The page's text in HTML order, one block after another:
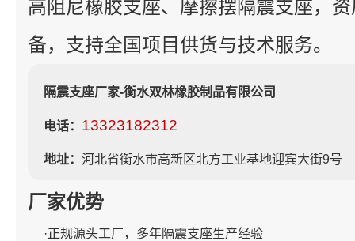
高阻尼橡胶支座、摩擦摆隔震支座，
备，支持全国项目供货与技术服务。
隔震支座厂家-衡水双林橡胶制品有限公司
电话： 13323182312
地址： 河北省衡水市高新区北方工业基地迎宾大街9号
厂家优势
·正规源头工厂，多年隔震支座生产经验